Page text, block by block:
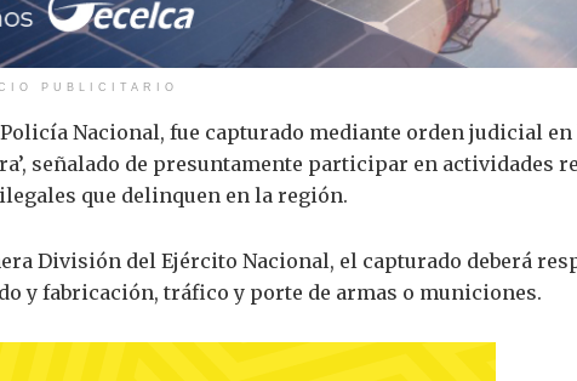
PUBLICITARIO
Nacional, fue capturado mediante orden judicial en
señalado de presuntamente participar en actividades
que delinquen en la región.
División del Ejército Nacional, el capturado deberá
y fabricación, tráfico y porte de armas o municiones.